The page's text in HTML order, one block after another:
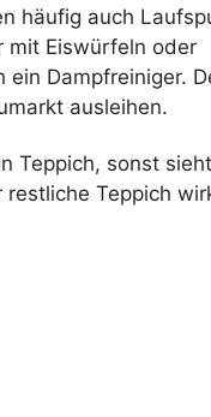
häufig auch
mit Eiswürfeln oder
Dampfreiniger.
ausleihen.
Teppich, sonst
restliche Teppich